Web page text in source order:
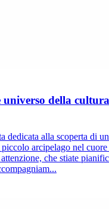
della cultura
dedicata alla scoperta di un
arcipelago nel
che stiate